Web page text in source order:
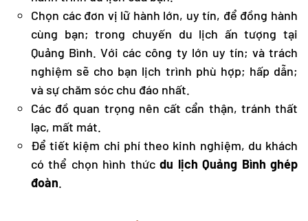
Chọn các đơn vị lữ hành lớn, uy tín, để đồng hành
cùng bạn; trong chuyến du lịch ấn tượng tại
Quảng Bình. Với các công ty lớn uy tín; và trách
nghiệm sẽ cho bạn lịch trình phù hợp; hấp dẫn;
và sự chăm sóc chu đáo nhất.
Các đồ quan trọng nên cất cẩn thận, tránh thất
lạc, mất mát.
Để tiết kiệm chi phí theo kinh nghiệm, du khách
có thể chọn hình thứcdu lịch Quảng Bình ghép
đoàn.